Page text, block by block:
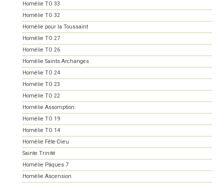
Homélie TO 33
Homélie TO 32
Homélie pour la Toussaint
Homélie TO 27
Homélie TO 26
Homélie Saints Archanges
Homélie TO 24
Homélie TO 23
Homélie TO 22
Homélie Assomption
Homélie TO 19
Homélie TO 14
Homélie Fête-Dieu
Sainte Trinité
Homélie Pâques 7
Homélie Ascension